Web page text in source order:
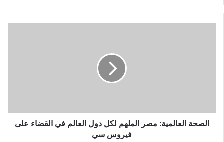
الصحة العالمية: مصر الملهم لكل دول العالم في القضاء على
فيروس سي